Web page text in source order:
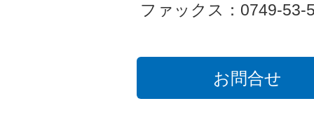
ファックス：0749-53-
お問合せ